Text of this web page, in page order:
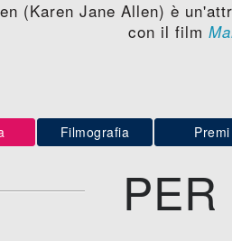
(Karen Jane Allen) è
con il film
Filmografia Premi